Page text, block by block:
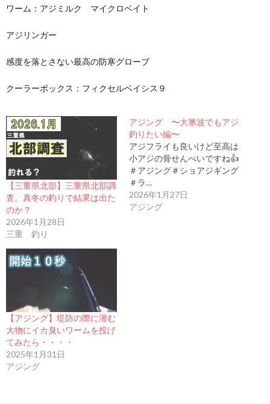
ワーム：アジミルク マイクロベイト
アジリンガー
感度を落とさない最高の防寒グローブ
クーラーボックス：フィクセルベイシス９
【三重県北部】三重県北部調
査。真冬の釣りで結果は出た
のか？
2026年1月28日
三重 釣り
アジング 〜大寒波でもアジ
釣りたい編〜
アジフライも良いけど至高は
小アジの骨せんべいですね👍
＃アジング＃ショアジギング
＃ラ…
2026年1月27日
アジング
【アジング】堤防の際に潜む
大物にイカ臭いワームを投げ
てみたら・・・・
2025年1月31日
アジング